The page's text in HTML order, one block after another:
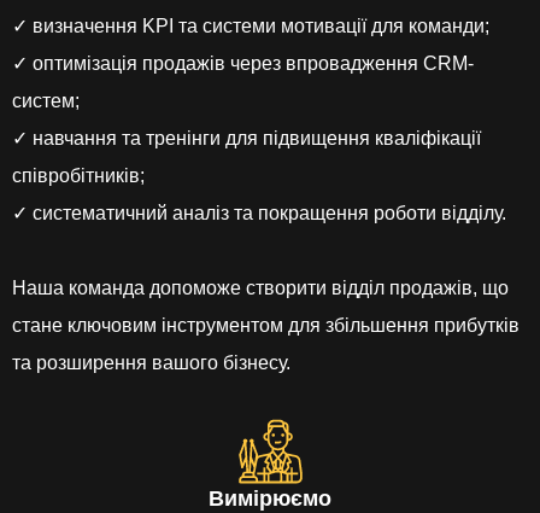
✓ визначення KPI та системи мотивації для команди;
✓ оптимізація продажів через впровадження CRM-
систем;
✓ навчання та тренінги для підвищення кваліфікації
співробітників;
✓ систематичний аналіз та покращення роботи відділу.
Наша команда допоможе створити відділ продажів, що
стане ключовим інструментом для збільшення прибутків
та розширення вашого бізнесу.
Вимірюємо